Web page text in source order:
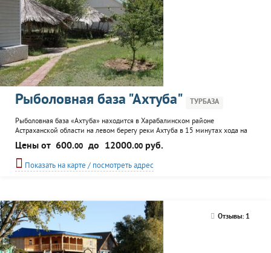
Рыболовная база "Ахтуба" ТУРБАЗА
Рыболовная база «Ахтуба» находится в Харабалинском районе
Астраханской области на левом берегу реки Ахтуба в 15 минутах хода на
моторной лодке до Волги. Для размещения гостям на выбор
предоставляются двух, трех, четырех, шестиместные коттеджи , а также
кемпинг. У каждого дома беседка, мангал и коптильня (дрова включены в
стоимость проживания). На территории базы хорошо развита...
Цены от 600.00 до 12000.00 руб.
Показать на карте / посмотреть адрес
Отзывы: 1